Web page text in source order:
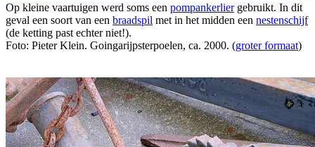
Op kleine vaartuigen werd soms een pompankerliergebruikt. In dit
geval een soort van een braadspil met in het midden een nestenschijf
(de ketting past echter niet!).
Foto: Pieter Klein. Goingarijpsterpoelen, ca. 2000. (groter formaat)